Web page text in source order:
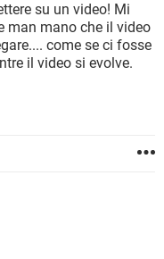
10
su un video! Mi
man mano che il video
come se ci fosse
il video si evolve.